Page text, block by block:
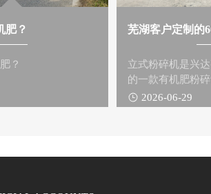
肥？
？
芜湖客户定制的
立式粉碎机是兴
的一款有机肥粉
线中担当起到粉碎
2026-06-29